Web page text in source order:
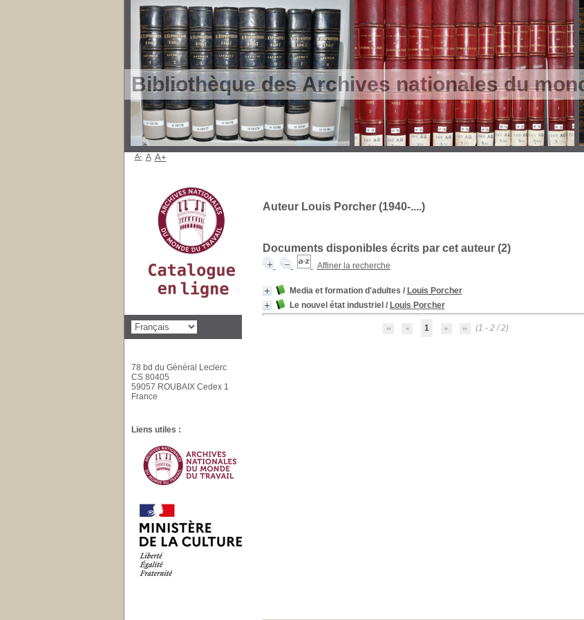
Bibliothèque des Archives nationales du
Auteur Louis Porcher (1940-....)
Documents disponibles écrits par cet auteur (2)
Affiner la recherche
Media et formation d'adultes / Louis Porcher
Le nouvel état industriel / Louis Porcher
1 (1 - 2 / 2)
A- A A+
78 bd du Général Leclerc
CS 80405
59057 ROUBAIX Cedex 1
France
Liens utiles :